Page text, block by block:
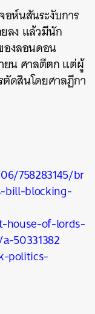
ห์นสันระงับการ
ลง แล้วมีนัก
องลอนดอน
ยน ศาลตีตก แต่ผู้
ดสินโดยศาลฏีกา
758283145/br
bill-blocking-
house-of-lords-
50331382
politics-
EMAIL